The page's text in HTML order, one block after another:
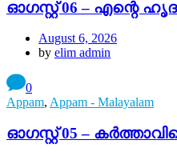
ഓഗസ്റ്റ് 06 – എന്റെ
August 6, 2026
by elim admin
0
Appam, Appam - Malayalam
ഓഗസ്റ്റ് 05 –